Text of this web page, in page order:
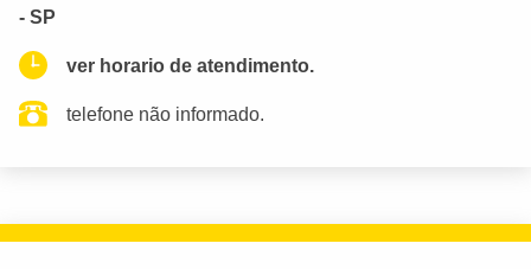
- SP
ver horario de atendimento.
telefone não informado.